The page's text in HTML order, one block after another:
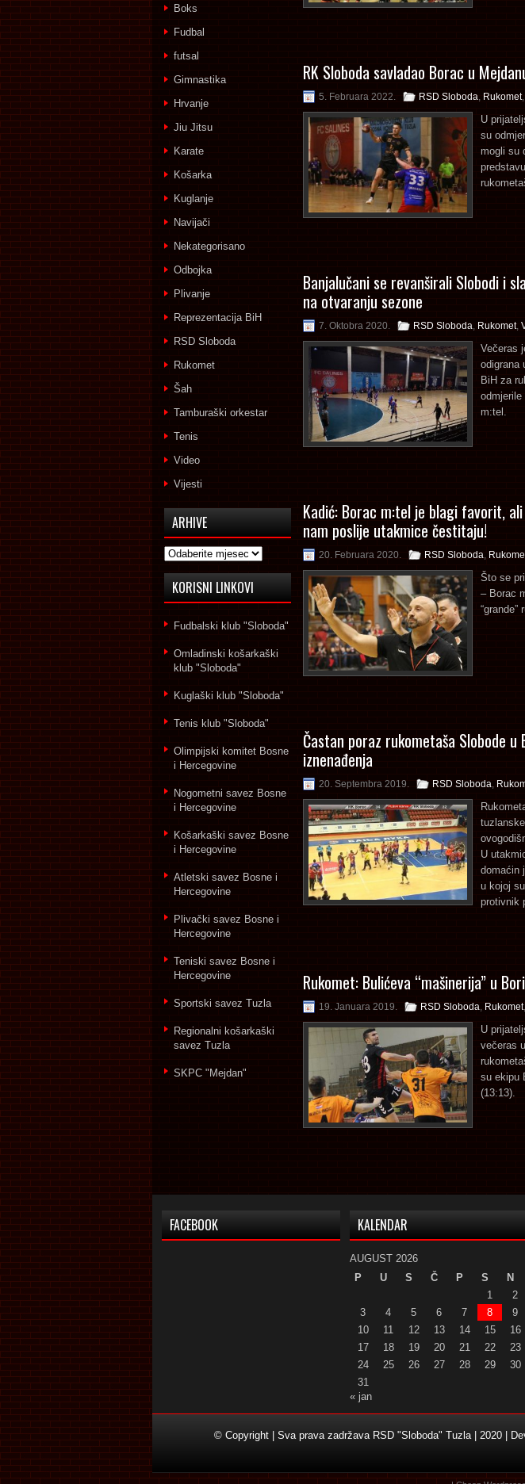
RK Sloboda savladao Borac u
5. Februara 2022. RSD Sloboda, Rukomet,
U
su
mogli su
Banjalučani se revanširali Slobodi i
na otvaranju sezone
7. Oktobra 2020. RSD Sloboda, Rukomet,
Večeras
odigrana
BiH za
m:tel.
Kadić: Borac m:tel je blagi favorit,
nam poslije utakmice čestitaju!
20. Februara 2020. RSD Sloboda,
Što se
– Borac
Častan poraz rukometaša Slobode u
iznenađenja
20. Septembra 2019. RSD Sloboda,
U
domaćin
u kojoj
protivnik
Rukomet: Bulićeva “mašinerija” u
19. Januara 2019. RSD Sloboda, Rukomet,
U
večeras
su ekipu
(13:13).
Boks
Fudbal
futsal
Gimnastika
Hrvanje
Jiu Jitsu
Karate
Košarka
Kuglanje
Navijači
Nekategorisano
Odbojka
Plivanje
Reprezentacija BiH
RSD Sloboda
Rukomet
Šah
Tamburaški orkestar
Tenis
Video
Vijesti
ARHIVE
Arhive
KORISNI LINKOVI
Fudbalski klub "Sloboda"
Omladinski košarkaški
klub "Sloboda"
Kuglaški klub "Sloboda"
Tenis klub "Sloboda"
Olimpijski komitet Bosne
i Hercegovine
Nogometni savez Bosne
i Hercegovine
Košarkaški savez Bosne
i Hercegovine
Atletski savez Bosne i
Hercegovine
Plivački savez Bosne i
Hercegovine
Teniski savez Bosne i
Hercegovine
Sportski savez Tuzla
Regionalni košarkaški
savez Tuzla
SKPC "Mejdan"
FACEBOOK KALENDAR
AUGUST 2026
P
U S Č P S
N
1
2
3
4 5 6 7 8
9
10
11 12 13 14 15
16
17
18 19 20 21 22
23
24
25 26 27 28 29
30
31
« jan
© Copyright | Sva prava zadržava RSD "Sloboda" Tuzla | 2020 |